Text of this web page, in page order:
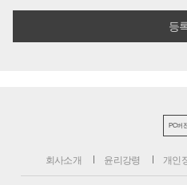
PC버
회사소개 윤리강령 개인